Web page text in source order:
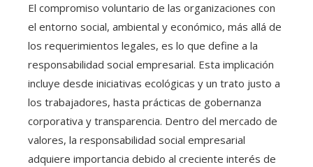
El compromiso voluntario de las organizaciones con
el entorno social, ambiental y económico, más allá de
los requerimientos legales, es lo que define a la
responsabilidad social empresarial. Esta implicación
incluye desde iniciativas ecológicas y un trato justo a
los trabajadores, hasta prácticas de gobernanza
corporativa y transparencia. Dentro del mercado de
valores, la responsabilidad social empresarial
adquiere importancia debido al creciente interés de